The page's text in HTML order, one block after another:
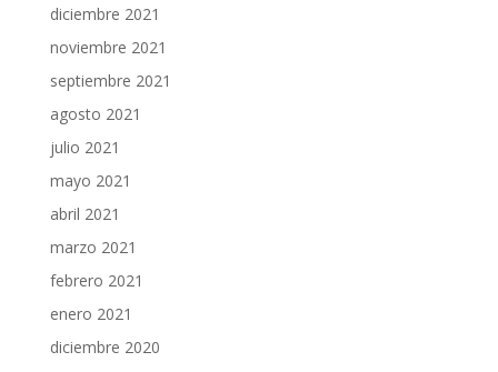
diciembre 2021
noviembre 2021
septiembre 2021
agosto 2021
julio 2021
mayo 2021
abril 2021
marzo 2021
febrero 2021
enero 2021
diciembre 2020